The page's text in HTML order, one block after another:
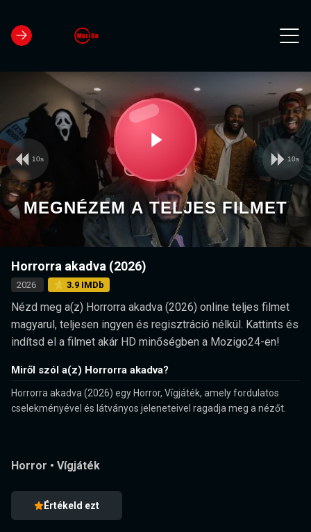
loading.
Play
Video
10s 10s
MEGNÉZEM A TELJES FILMET
Horrorra akadva (2026)
2026 ⭐ 3.9 IMDb
Nézd meg a(z) Horrorra akadva (2026) online teljes filmet
magyarul, teljesen ingyen és regisztráció nélkül. Kattints és
indítsd el a filmet akár HD minőségben a Mozigo24-en!
Miről szól a(z) Horrorra akadva?
Horrorra akadva (2026) egy Horror, Vígjáték, amely fordulatos
cselekményével és látványos jeleneteivel ragadja meg a nézőt.
Horror • Vígjáték
Értékeld ezt